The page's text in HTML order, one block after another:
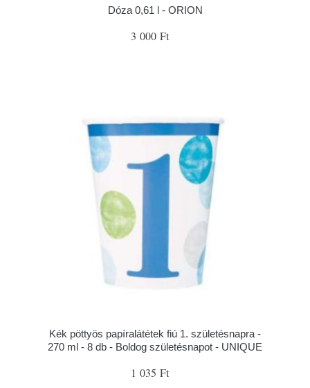
Dóza 0,61 l - ORION
3 000 Ft
Kék pöttyös papíralátétek fiú 1. születésnapra -
270 ml - 8 db - Boldog születésnapot - UNIQUE
1 035 Ft